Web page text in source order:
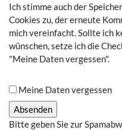
Ich stimme auch der
Cookies zu, der erneute
mich vereinfacht. Sollte ich
wünschen, setze ich die
"Meine Daten vergessen".
Meine Daten vergessen
Bitte geben Sie zur